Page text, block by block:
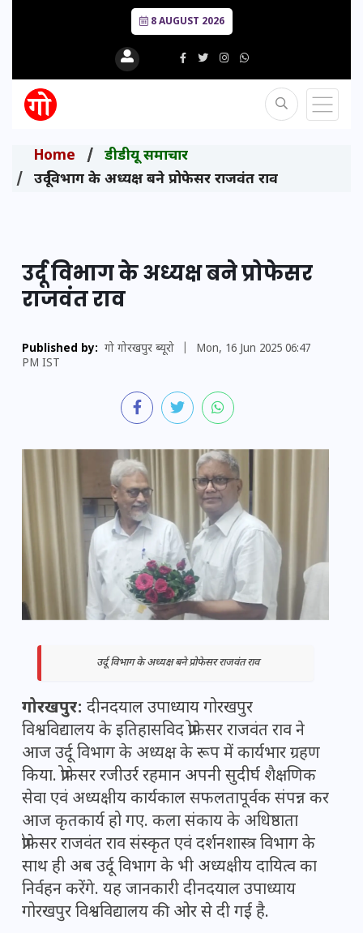
8 AUGUST 2026
Home
डीडीयू समाचार
उर्दू विभाग के अध्यक्ष बने प्रोफेसर राजवंत राव
उर्दू विभाग के अध्यक्ष बने प्रोफेसर
राजवंत राव
Published by: गो गोरखपुर ब्यूरो
Mon, 16 Jun 2025 06:47
PM IST
उर्दू विभाग के अध्यक्ष बने प्रोफेसर राजवंत राव
गोरखपुर: दीनदयाल उपाध्याय गोरखपुर
विश्वविद्यालय के इतिहासविद प्रोफेसर राजवंत राव ने
आज उर्दू विभाग के अध्यक्ष के रूप में कार्यभार ग्रहण
किया. प्रोफेसर रजीउर्र रहमान अपनी सुदीर्घ शैक्षणिक
सेवा एवं अध्यक्षीय कार्यकाल सफलतापूर्वक संपन्न कर
आज कृतकार्य हो गए. कला संकाय के अधिष्ठाता
प्रोफेसर राजवंत राव संस्कृत एवं दर्शनशास्त्र विभाग के
साथ ही अब उर्दू विभाग के भी अध्यक्षीय दायित्व का
निर्वहन करेंगे. यह जानकारी दीनदयाल उपाध्याय
गोरखपुर विश्वविद्यालय की ओर से दी गई है.